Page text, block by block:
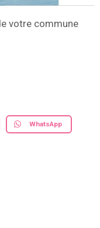
votre commune
WhatsApp